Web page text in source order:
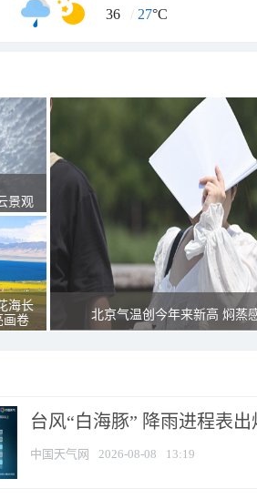
36 / 27°C
景观
海长
画卷
北京气温创今年来新高 焖蒸
台风“白海豚” 降雨进程表
中国天气网 2026-08-08 13:19